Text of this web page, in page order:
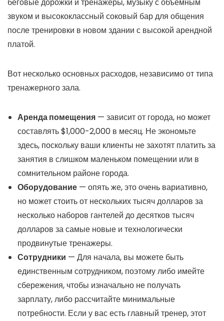
звуком и высококлассный соковый бар для общения
после тренировки в новом здании с высокой арендной
платой.
Вот несколько основных расходов, независимо от типа
тренажерного зала.
Аренда помещения — зависит от города, но может
составлять $1,000-2,000 в месяц. Не экономьте
здесь, поскольку ваши клиенты не захотят платить за
занятия в слишком маленьком помещении или в
сомнительном районе города.
Оборудование — опять же, это очень вариативно,
но может стоить от нескольких тысяч долларов за
несколько наборов гантелей до десятков тысяч
долларов за самые новые и технологически
продвинутые тренажеры.
Сотрудники — Для начала, вы можете быть
единственным сотрудником, поэтому либо имейте
сбережения, чтобы изначально не получать
зарплату, либо рассчитайте минимальные
потребности. Если у вас есть главный тренер, этот